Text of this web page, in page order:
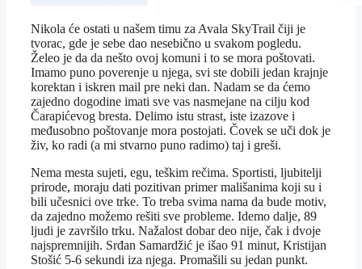
Nikola će ostati u našem timu za Avala SkyTrail čiji je
tvorac, gde je sebe dao nesebično u svakom pogledu.
Želeo je da da nešto ovoj komuni i to se mora poštovati.
Imamo puno poverenje u njega, svi ste dobili jedan krajnje
korektan i iskren mail pre neki dan. Nadam se da ćemo
zajedno dogodine imati sve vas nasmejane na cilju kod
Čarapićevog bresta. Delimo istu strast, iste izazove i
međusobno poštovanje mora postojati. Čovek se uči dok je
živ, ko radi (a mi stvarno puno radimo) taj i greši.
Nema mesta sujeti, egu, teškim rečima. Sportisti, ljubitelji
prirode, moraju dati pozitivan primer mališanima koji su i
bili učesnici ove trke. To treba svima nama da bude motiv,
da zajedno možemo rešiti sve probleme. Idemo dalje, 89
ljudi je završilo trku. Nažalost dobar deo nije, čak i dvoje
najspremnijih. Srđan Samardžić je išao 91 minut, Kristijan
Stošić 5-6 sekundi iza njega. Promašili su jedan punkt.